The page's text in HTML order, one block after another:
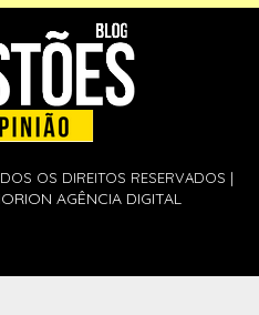
OS DIREITOS RESERVADOS |
AGÊNCIA DIGITAL